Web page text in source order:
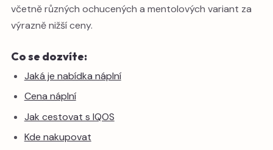
včetně různých ochucených a mentolových variant za
výrazně nižší ceny.
Co se dozvíte:
Jaká je nabídka náplní
Cena náplní
Jak cestovat s IQOS
Kde nakupovat